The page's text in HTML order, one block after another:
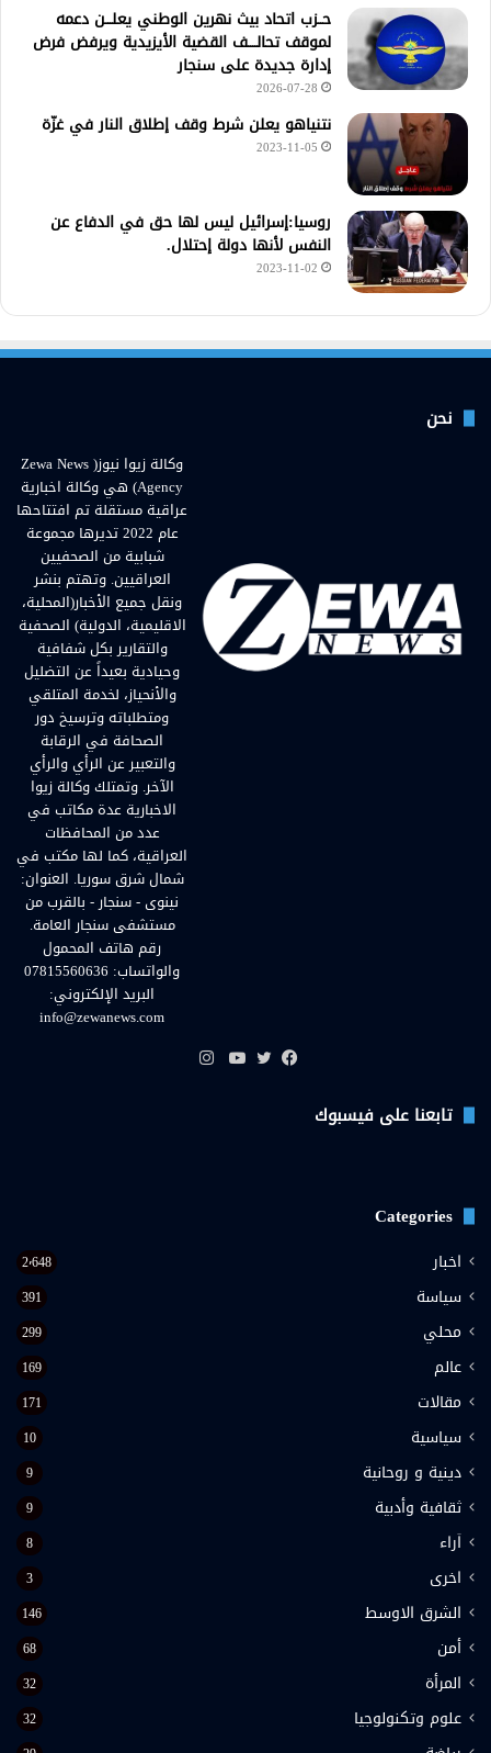
حــزب اتحاد بيث نهرين الوطني يعلـــن دعمه
لموقف تحالــــف القضية الأيزيدية ويرفض فرض
إدارة جديدة على سنجار
2026-07-28
نتنياهو يعلن شرط وقف إطلاق النار في غزّة
2023-11-05
روسيا:إسرائيل ليس لها حق في الدفاع عن
النفس لأنها دولة إحتلال.
2023-11-02
نحن
وكالة زيوا نيوز( Zewa News
Agency) هي وكالة اخبارية
عراقية مستقلة تم افتتاحها
عام 2022 تديرها مجموعة
شبابية من الصحفيين
العراقيين. وتهتم بنشر
ونقل جميع الأخبار(المحلية،
الاقليمية، الدولية) الصحفية
والتقارير بكل شفافية
وحيادية بعيداً عن التضليل
والأنحياز، لخدمة المتلقي
ومتطلباته وترسيخ دور
الصحافة في الرقابة
والتعبير عن الرأي والرأي
الآخر. وتمتلك وكالة زيوا
الاخبارية عدة مكاتب في
عدد من المحافظات
العراقية، كما لها مكتب في
شمال شرق سوريا. العنوان:
نينوى - سنجار - بالقرب من
مستشفى سنجار العامة.
رقم هاتف المحمول
والواتساب: 07815560636
البريد الإلكتروني:
info@zewanews.com
تابعنا على فيسبوك
Categories
اخبار 2٬648
سياسة 391
محلي 299
عالم 169
مقالات 171
سياسية 10
دينية و روحانية 9
ثقافية وأدبية 9
اَراء 8
اخرى 3
الشرق الاوسط 146
أمن 68
المرأة 32
علوم وتكنولوجيا 32